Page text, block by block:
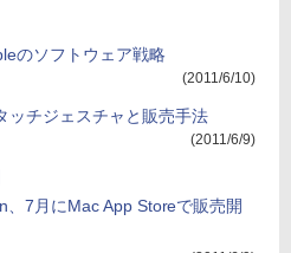
のソフトウェア戦略
(2011/6/10)
ッチジェスチャと販売手法
(2011/6/9)
、7月にMac App Storeで販売開